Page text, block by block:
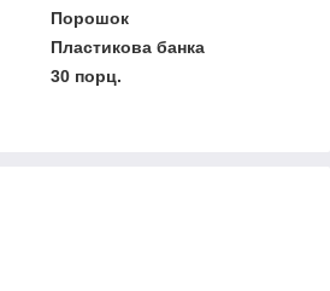
Порошок
Пластикова банка
30 порц.